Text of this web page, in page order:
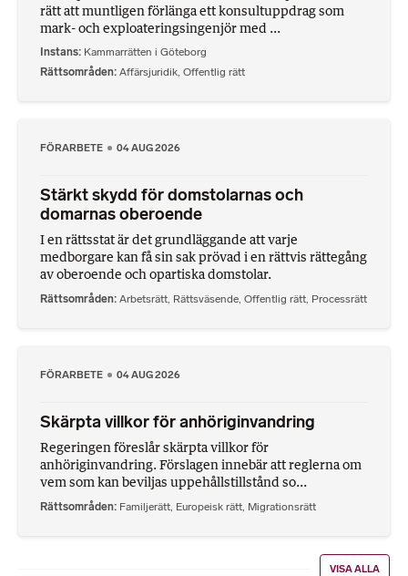
rätt att muntligen förlänga ett konsultuppdrag som
mark- och exploateringsingenjör med ...
Instans Kammarrätten i Göteborg
Rättsområden Affärsjuridik, Offentlig rätt
FÖRARBETE 04 AUG 2026
Stärkt skydd för domstolarnas och
domarnas oberoende
I en rättsstat är det grundläggande att varje
medborgare kan få sin sak prövad i en rättvis rättegång
av oberoende och opartiska domstolar.
Rättsområden Arbetsrätt, Rättsväsende, Offentlig rätt, Processrätt
FÖRARBETE 04 AUG 2026
Skärpta villkor för anhöriginvandring
Regeringen föreslår skärpta villkor för
anhöriginvandring. Förslagen innebär att reglerna om
vem som kan beviljas uppehållstillstånd so...
Rättsområden Familjerätt Europeisk rätt Migrationsrätt
VISA ALLA